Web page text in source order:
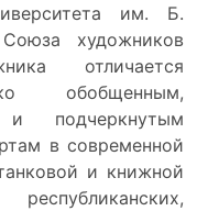
им. Б.
художников
отличается
обобщенным,
и подчеркнутым
в современной
и книжной